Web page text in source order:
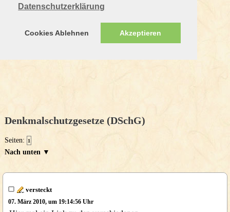
Datenschutzerklärung
Cookies Ablehnen Akzeptieren
Denkmalschutzgesetze (DSchG)
Seiten: 1
Nach unten ▼
versteckt
07. März 2010, um 19:14:56 Uhr